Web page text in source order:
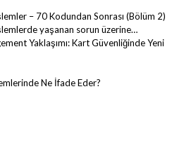
– 70 Kodundan Sonrası (Bölüm 2)
yaşanan sorun üzerine…
Yaklaşımı: Kart Güvenliğinde Yeni
Ne İfade Eder?